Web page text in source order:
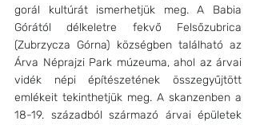
gorál kultúrát ismerhetjük meg. A Babia
Górától délkeletre fekvő Felsőzubrica
(Zubrzycza Górna) községben található az
Árva Néprajzi Park múzeuma, ahol az árvai
vidék népi építészetének összegyűjtött
emlékeit tekinthetjük meg. A skanzenben a
18-19. századból származó árvai épületek